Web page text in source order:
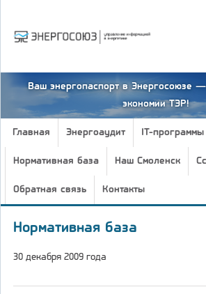
Ваш энергопаспорт в Энергосоюзе
экономии ТЭР!
Главная Энергоаудит IT-программы
Нормативная база Наш Смоленск
Обратная связь Контакты
Нормативная база
30 декабря 2009 года